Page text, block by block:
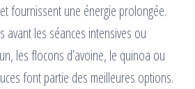
fournissent une énergie prolongée.
avant les séances intensives ou
les flocons d’avoine, le quinoa ou
font partie des meilleures options.